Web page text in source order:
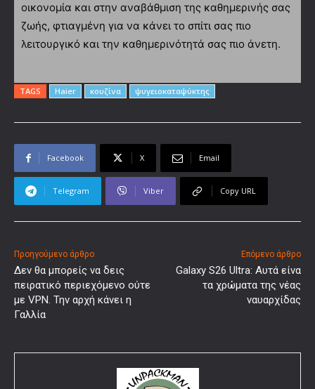
οικονομία και στην αναβάθμιση της καθημερινής σας
ζωής, φτιαγμένη για να κάνει το σπίτι σας πιο
λειτουργικό και την καθημερινότητά σας πιο άνετη.
TAGS Haier κουζίνα ψυγειοκαταψύκτης
Facebook X Email
Telegram Viber Copy URL
Προηγούμενο άρθρο
Δεν θα μπορείς να δεις
πειρατικό περιεχόμενο ούτε
με VPN. Την αρχή κάνει η
Γαλλία
Επόμενο άρθρο
Galaxy S26 Ultra: Αυτά είνα
τα χρώματα της νέας
ναυαρχίδας